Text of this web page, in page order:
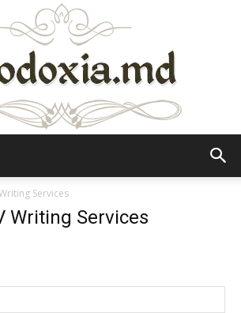
Services
Writing Services